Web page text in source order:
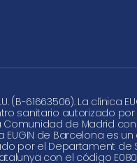
(B-61663506). La clínica
sanitario autorizado
Comunidad de Madrid
EUGIN de Barcelona es
por el Departament de
con el código